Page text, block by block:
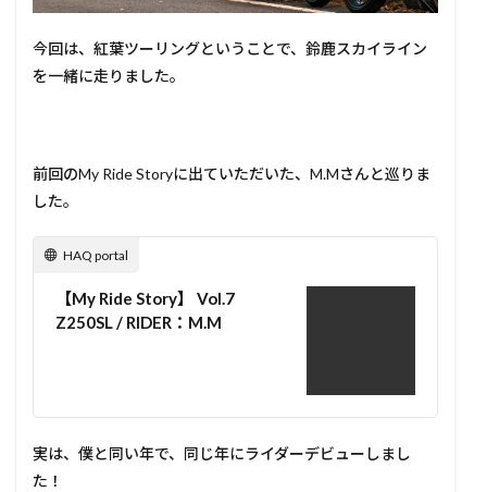
今回は、紅葉ツーリングということで、鈴鹿スカイライン
を一緒に走りました。
前回のMy Ride Storyに出ていただいた、M.Mさんと巡りま
した。
HAQ portal
【My Ride Story】 Vol.7
Z250SL / RIDER：M.M
実は、僕と同い年で、同じ年にライダーデビューしまし
た！